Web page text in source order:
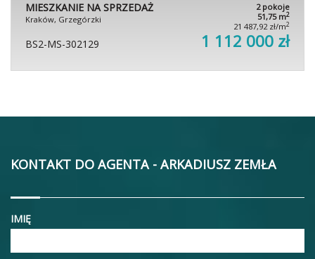
MIESZKANIE NA SPRZEDAŻ
Kraków, Grzegórzki
2 pokoje
51,75 m2
21 487,92 zł/m2
BS2-MS-302129 1 112 000 zł
KONTAKT DO AGENTA - ARKADIUSZ ZEMŁA
IMIĘ